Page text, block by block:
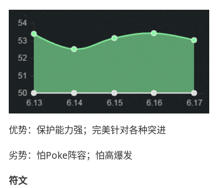
优势：保护能力强；完美针对各种突进
劣势：怕Poke阵容；怕高爆发
符文